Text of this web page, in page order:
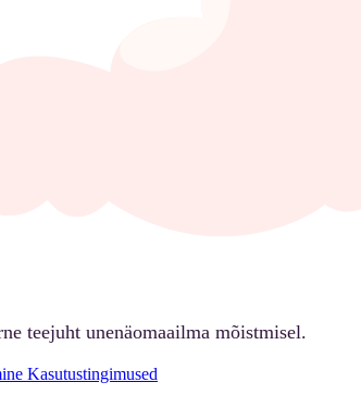
teejuht unenäomaailma mõistmisel.
Kasutustingimused